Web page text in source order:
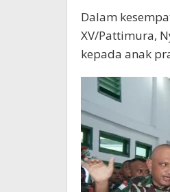
Dalam
XV/Pattimura,
kepada anak